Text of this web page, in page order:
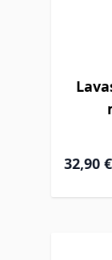
32,90 €